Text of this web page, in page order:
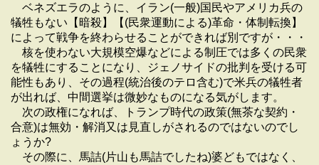
ベネズエラのように、イラン(一般)国民やアメリカ兵の
犠牲もない【暗殺】【(民衆運動による)革命・体制転換】
によって戦争を終わらせることができれば別ですが・・・
核を使わない大規模空爆などによる制圧では多くの民衆
を犠牲にすることになり、ジェノサイドの批判を受ける可
能性もあり、その過程(統治後のテロ含む)で米兵の犠牲者
が出れば、中間選挙は微妙なものになる気がします。
次の政権になれば、トランプ時代の政策(無茶な契約・
合意)は無効・解消又は見直しがされるのではないのでし
ょうか?
その際に、馬詰(片山も馬詰でしたね)婆どもではなく、